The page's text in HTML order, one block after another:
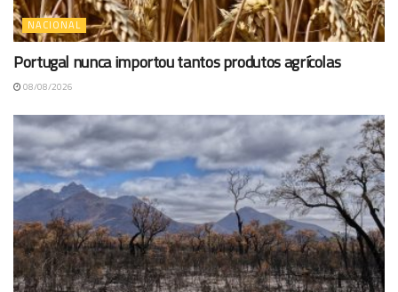
NACIONAL
Portugal nunca importou tantos produtos agrícolas
08/08/2026